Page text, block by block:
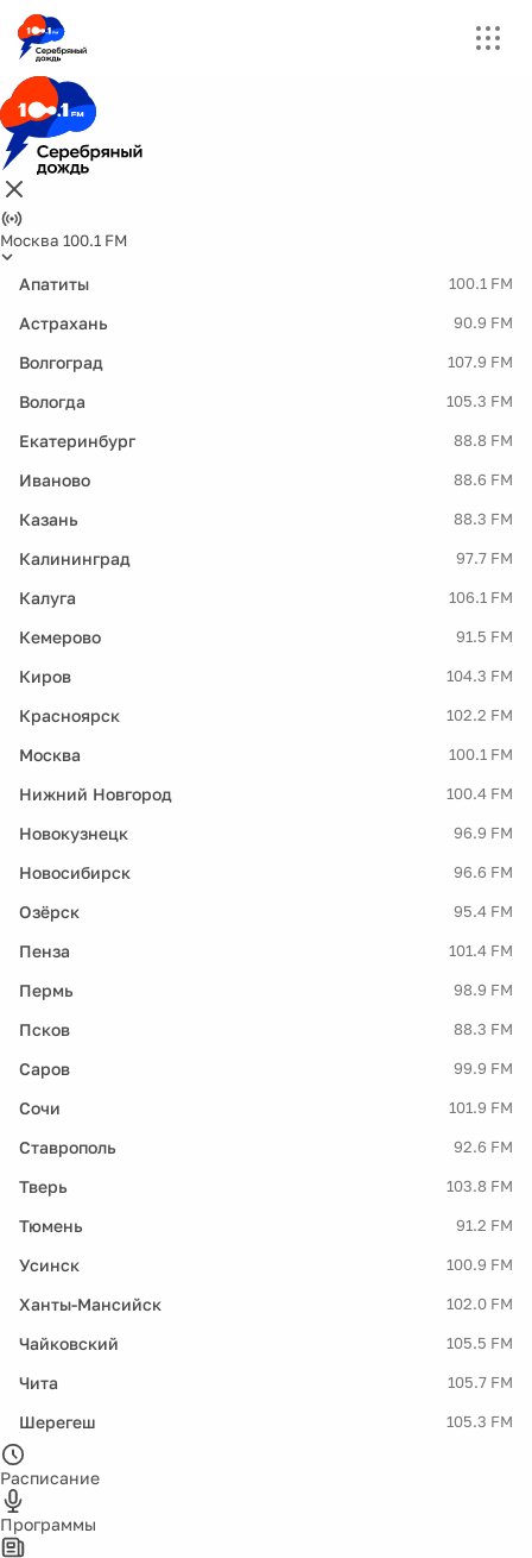
Москва 100.1 FM
Апатиты 100.1 FM
Астрахань 90.9 FM
Волгоград 107.9 FM
Вологда 105.3 FM
Екатеринбург 88.8 FM
Иваново 88.6 FM
Казань 88.3 FM
Калининград 97.7 FM
Калуга 106.1 FM
Кемерово 91.5 FM
Киров 104.3 FM
Красноярск 102.2 FM
Москва 100.1 FM
Нижний Новгород 100.4 FM
Новокузнецк 96.9 FM
Новосибирск 96.6 FM
Озёрск 95.4 FM
Пенза 101.4 FM
Пермь 98.9 FM
Псков 88.3 FM
Саров 99.9 FM
Сочи 101.9 FM
Ставрополь 92.6 FM
Тверь 103.8 FM
Тюмень 91.2 FM
Усинск 100.9 FM
Ханты-Мансийск 102.0 FM
Чайковский 105.5 FM
Чита 105.7 FM
Шерегеш 105.3 FM
Расписание
Программы